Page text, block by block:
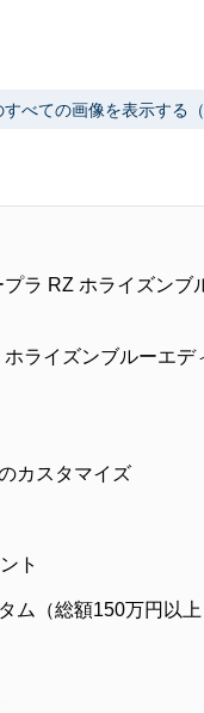
べての画像を表示する（
プラ RZ ホライズンブ
ライズンブルーエデ
カスタマイズ
ト
ム（総額150万円以上